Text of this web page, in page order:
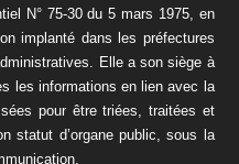
N° 75-30 du 5 mars 1975, en
implanté dans les préfectures
Elle a son siège à
les informations en lien avec la
pour être triées, traitées et
statut d’organe public, sous la